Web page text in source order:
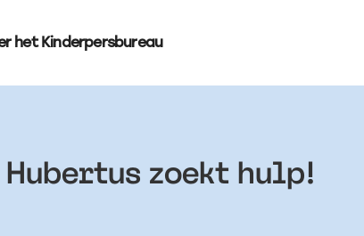
het Kinderpersbureau
zoekt hulp!